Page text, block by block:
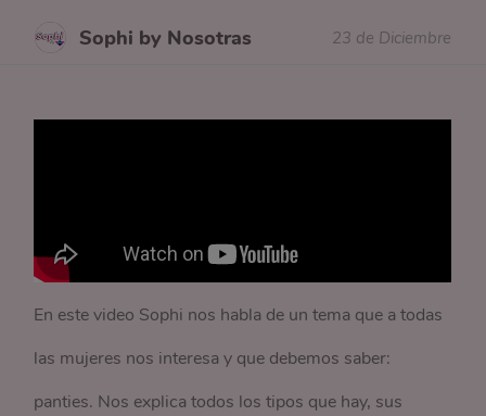
Sophi by Nosotras 23 de Diciembre
En este video Sophi nos habla de un tema que a todas
las mujeres nos interesa y que debemos saber:
panties. Nos explica todos los tipos que hay, sus